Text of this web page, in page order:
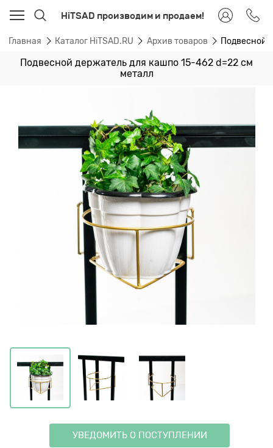
HiTSAD производим и продаем!
Главная Каталог HiTSAD.RU Архив товаров Подвесной
Подвесной держатель для кашпо 15-462 d=22 см
металл
УВЕДОМИТЬ О ПОСТУПЛЕНИИ